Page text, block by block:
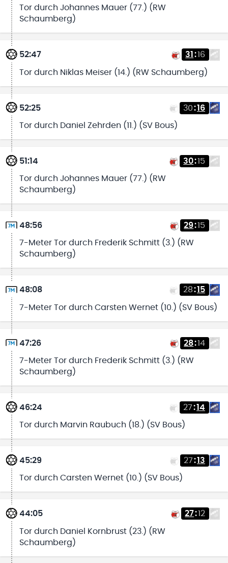
Tor durch Johannes Mauer (77.) (RW
Schaumberg)
52:47 31 :16
Tor durch Niklas Meiser (14.) (RW Schaumberg)
52:25 30:16
Tor durch Daniel Zehrden (11.) (SV Bous)
51:14 30:15
Tor durch Johannes Mauer (77.) (RW
Schaumberg)
48:56 29:15
7-Meter Tor durch Frederik Schmitt (3.) (RW
Schaumberg)
48:08 28:15
7-Meter Tor durch Carsten Wernet (10.) (SV Bous)
47:26 28:14
7-Meter Tor durch Frederik Schmitt (3.) (RW
Schaumberg)
46:24 27:14
Tor durch Marvin Raubuch (18.) (SV Bous)
45:29 27:13
Tor durch Carsten Wernet (10.) (SV Bous)
44:05 27:12
Tor durch Daniel Kornbrust (23.) (RW
Schaumberg)